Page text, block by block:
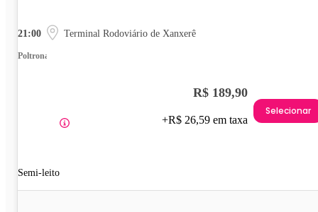
21:00 Terminal Rodoviário de Xanxerê
Poltrona
Semi-leito
R$ 189,90
+R$ 26,59 em taxa
Selecionar